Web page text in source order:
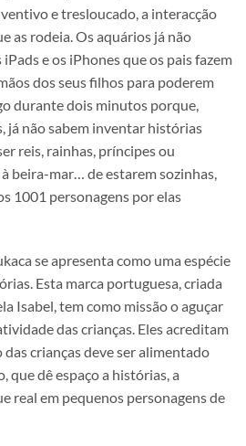
e tresloucado, a interacção
as rodeia. Os aquários já não
e os iPhones que os pais fazem
dos seus filhos para poderem
durante dois minutos porque,
já não sabem inventar histórias
reis, rainhas, príncipes ou
beira-mar… de estarem sozinhas,
1001 personagens por elas
se apresenta como uma espécie
Esta marca portuguesa, criada
Isabel, tem como missão o aguçar
das crianças. Eles acreditam
crianças deve ser alimentado
que dê espaço a histórias, a
real em pequenos personagens de